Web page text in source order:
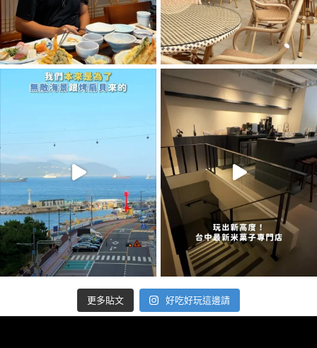
更多貼文 好吃好玩這邊請